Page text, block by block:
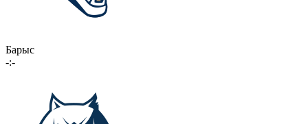
Барыс
-:-